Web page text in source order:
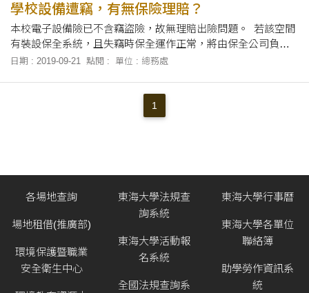
學校設備遭竊，有無保險理賠？
本校電子設備險已不含竊盜險，故無理賠出險問題。 若該空間
有裝設保全系統，且失竊時保全運作正常，將由保全公司負責
賠償事宜。
日期 : 2019-09-21 點閱 : 單位 : 總務處
1
各場地查詢
場地租借(推廣部)
環境保護暨職業
安全衛生中心
東海大學法規查
詢系統
東海大學活動報
名系統
全國法規查詢系
東海大學行事曆
東海大學各單位
聯絡簿
助學勞作資訊系
統